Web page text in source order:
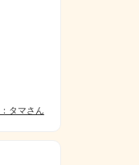
タマさん